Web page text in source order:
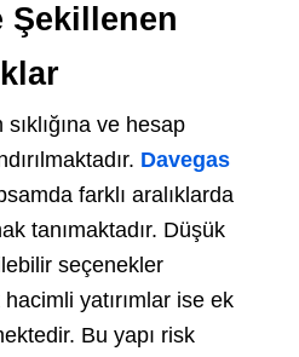
Şekillenen
ve hesap
Davegas
farklı aralıklarda
tanımaktadır. Düşük
seçenekler
yatırımlar ise ek
Bu yapı risk